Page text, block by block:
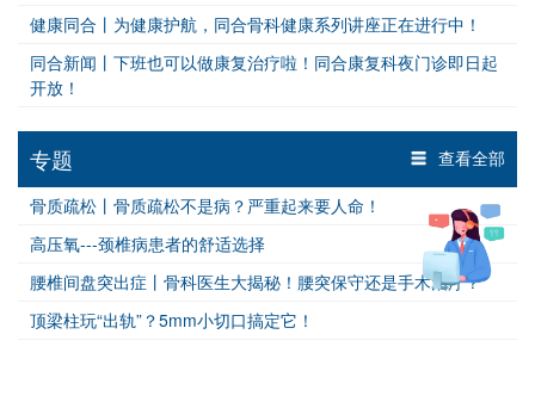
健康同合丨为健康护航，同合骨科健康系列讲座正在进行中！
同合新闻丨下班也可以做康复治疗啦！同合康复科夜门诊即日起
开放！
专题
查看全部
骨质疏松丨骨质疏松不是病？严重起来要人命！
高压氧---颈椎病患者的舒适选择
腰椎间盘突出症丨骨科医生大揭秘！腰突保守还是手术治疗？
顶梁柱玩“出轨”？5mm小切口搞定它！